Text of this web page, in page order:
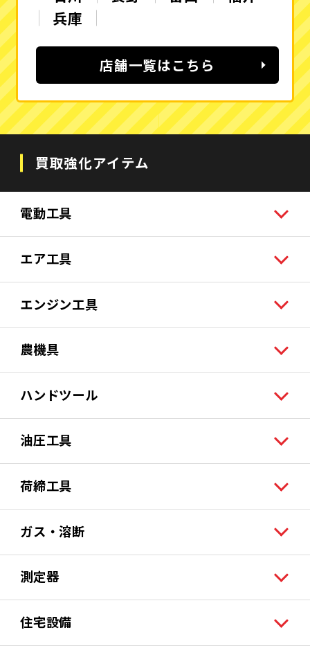
兵庫
店舗一覧はこちら
買取強化アイテム
電動工具
エア工具
エンジン工具
農機具
ハンドツール
油圧工具
荷締工具
ガス・溶断
測定器
住宅設備